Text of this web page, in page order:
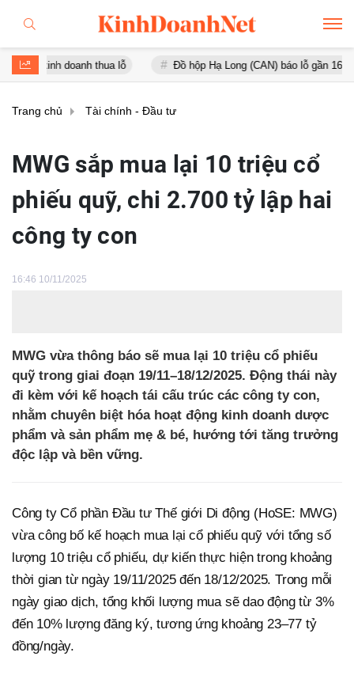
doanh thua lỗ Đồ hộp Hạ Long (CAN) báo lỗ gần 16 tỷ đồng, tài
Trang chủ Tài chính - Đầu tư
MWG sắp mua lại 10 triệu cổ
phiếu quỹ, chi 2.700 tỷ lập hai
công ty con
16:46 10/11/2025
MWG vừa thông báo sẽ mua lại 10 triệu cổ phiếu
quỹ trong giai đoạn 19/11–18/12/2025. Động thái này
đi kèm với kế hoạch tái cấu trúc các công ty con,
nhằm chuyên biệt hóa hoạt động kinh doanh dược
phẩm và sản phẩm mẹ & bé, hướng tới tăng trưởng
độc lập và bền vững.
Công ty Cổ phần Đầu tư Thế giới Di động (HoSE: MWG)
vừa công bố kế hoạch mua lại cổ phiếu quỹ với tổng số
lượng 10 triệu cổ phiếu, dự kiến thực hiện trong khoảng
thời gian từ ngày 19/11/2025 đến 18/12/2025. Trong mỗi
ngày giao dịch, tổng khối lượng mua sẽ dao động từ 3%
đến 10% lượng đăng ký, tương ứng khoảng 23–77 tỷ
đồng/ngày.